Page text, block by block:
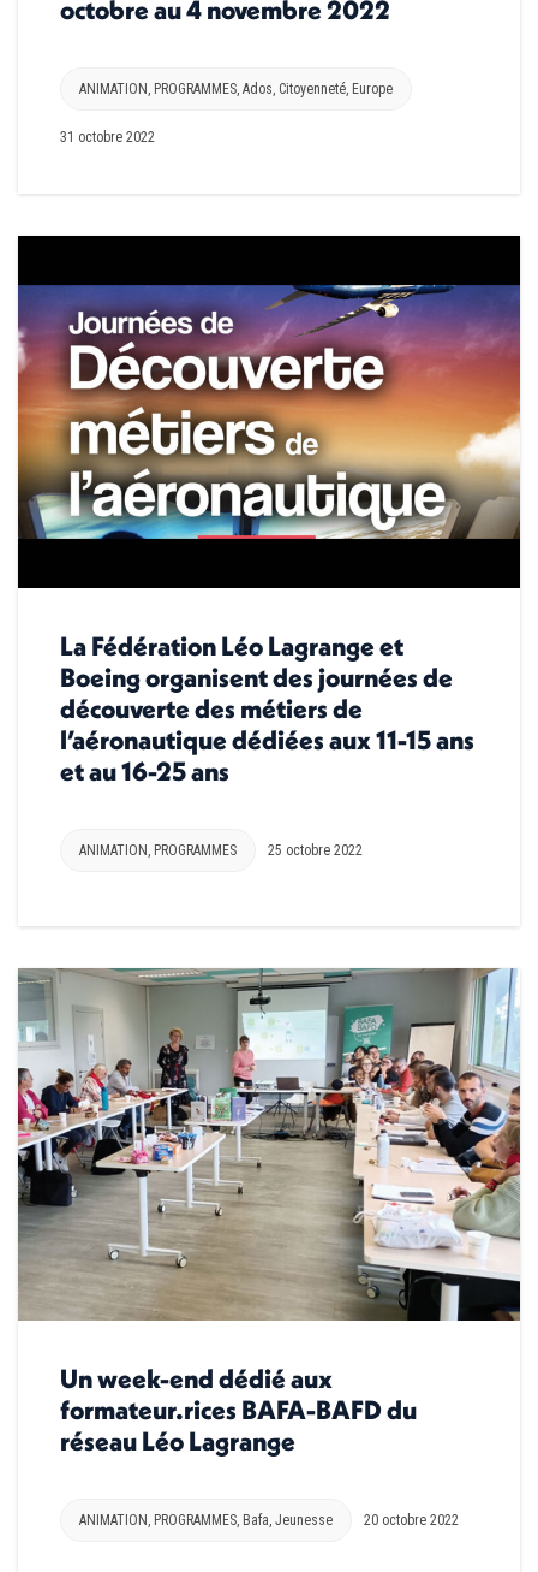
octobre au 4 novembre 2022
ANIMATION , PROGRAMMES, Ados, Citoyenneté, Europe
31 octobre 2022
La Fédération Léo Lagrange et
Boeing organisent des journées de
découverte des métiers de
l’aéronautique dédiées aux 11-15 ans
et au 16-25 ans
ANIMATION, PROGRAMMES 25 octobre 2022
Un week-end dédié aux
formateur.rices BAFA-BAFD du
réseau Léo Lagrange
ANIMATION PROGRAMMES Bafa Jeunesse 20 octobre 2022